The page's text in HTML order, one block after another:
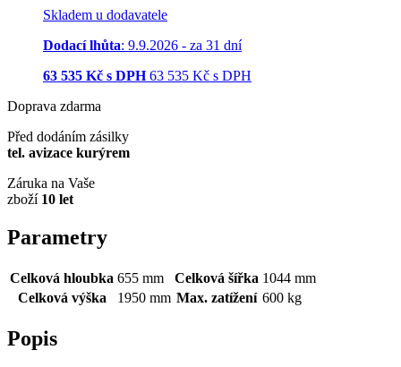
Skladem u dodavatele
Dodací lhůta: 9.9.2026 - za 31 dní
63 535 Kč s DPH 63 535 Kč s DPH
Doprava zdarma
Před dodáním zásilky
tel. avizace kurýrem
Záruka na Vaše
zboží 10 let
Parametry
Celková hloubka 655 mm Celková šířka 1044 mm
Celková výška
1950 mm Max. zatížení 600 kg
Popis